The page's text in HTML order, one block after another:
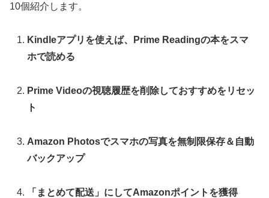
10個紹介します。
Kindleアプリを使えば、Prime Readingの本をスマ
ホで読める
Prime Videoの視聴履歴を削除しておすすめをリセッ
ト
Amazon Photosでスマホの写真を無制限保存＆自動
バックアップ
「まとめて配送」にしてAmazonポイントを獲得